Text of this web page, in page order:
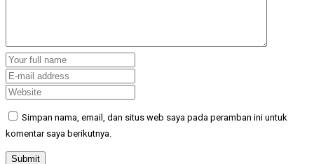
Simpan nama, email, dan situs web saya pada peramban ini untuk
komentar saya berikutnya.